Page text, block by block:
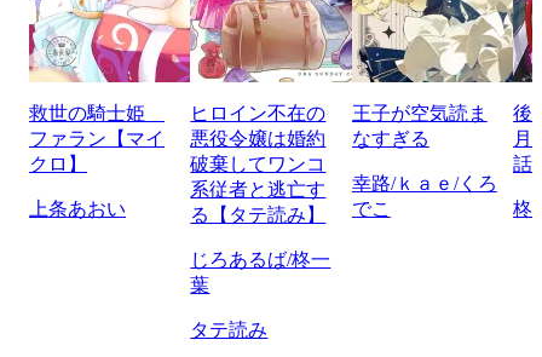
救世の騎士姫
ファラン【マイ
クロ】
上条あおい
ヒロイン不在の
悪役令嬢は婚約
破棄してワンコ
系従者と逃亡す
る【タテ読み】
じろあるば/柊一
葉
タテ読み
王子が空気読ま
なすぎる
幸路/ｋａｅ/くろ
でこ
後
月
話
柊